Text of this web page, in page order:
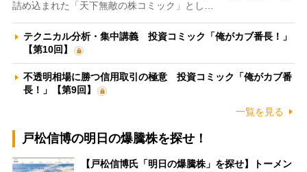
詰め込まれた「天下無敵の株コミック」とし…
テクニカル分析・集中講義 投資コミック「俺がカブ番長！」
【第10回】
不透明相場に勝つ信用取引の極意 投資コミック「俺がカブ番
長！」【第9回】
一覧を見る
戸松信博の明日の爆騰株を探せ！
【戸松信博氏「明日の爆騰株」を探せ】トーメン